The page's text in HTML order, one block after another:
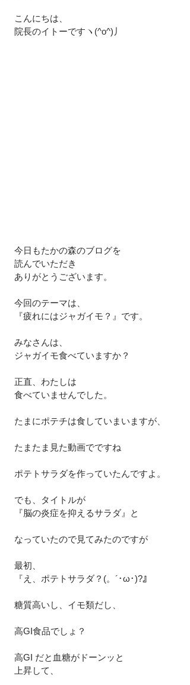
こんにちは、
院長のイトーですヽ(^o^)丿
今日もたかの森のブログを
読んでいただき
ありがとうございます。
今回のテーマは、
『疲れにはジャガイモ？』です。
みなさんは、
ジャガイモ食べていますか？
正直、わたしは
食べていませんでした。
たまにポテチは食していまいますが、
たまたま見た動画でですね
ポテトサラダを作っていたんですよ。
でも、タイトルが
『脳の炎症を抑えるサラダ』と
なっていたので見てみたのですが
最初、
『え、ポテトサラダ？(。´･ω･)?』
糖質高いし、イモ類だし、
高GI食品でしょ？
高GI だと血糖がドーンッと
上昇して、